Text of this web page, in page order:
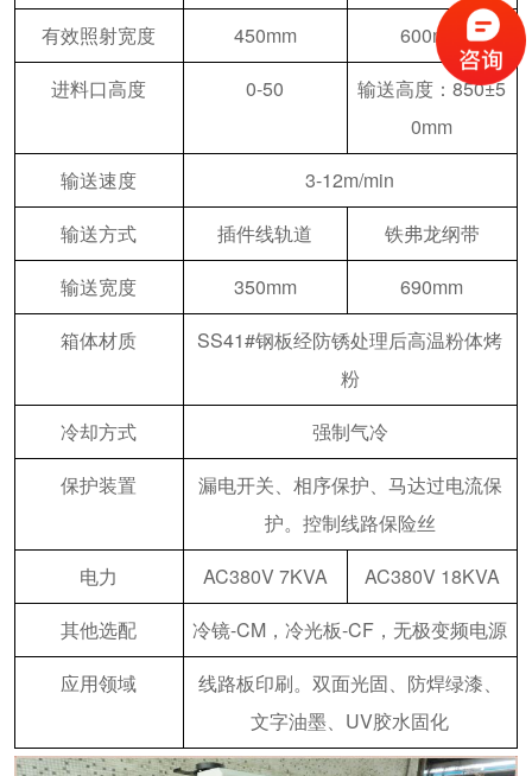
有效照射宽度 450mm
600mm
进料口高度
0-50
输送高度：850±5
0mm
输送速度
3-12m/min
输送方式
插件线轨道
铁弗龙纲带
输送宽度
350mm
690mm
箱体材质
SS41#钢板经防锈处理后高温粉体烤
粉
冷却方式
强制气冷
保护装置
漏电开关、相序保护、马达过电流保
护。控制线路保险丝
电力
AC380V 7KVA
AC380V 18KVA
其他选配
冷镜-CM，冷光板-CF，无极变频电源
应用领域
线路板印刷。双面光固、防焊绿漆、
文字油墨、UV胶水固化